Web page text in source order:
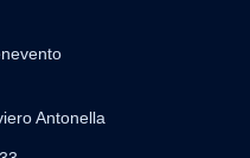
Antonella